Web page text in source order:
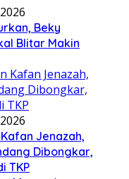
Beky
Blitar Makin
Jenazah,
Dibongkar,
TKP